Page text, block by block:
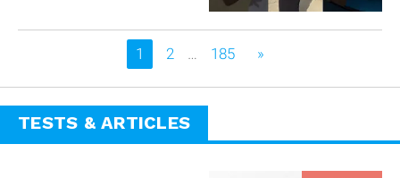
Vous êtes sur la page
1 2 … 185 »
TESTS & ARTICLES